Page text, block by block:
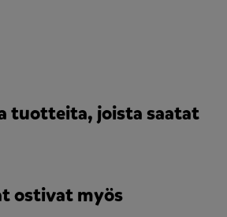
tuotteita, joista saatat
ostivat myös